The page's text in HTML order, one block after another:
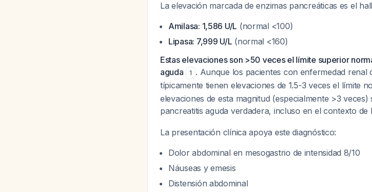
La elevación marcada de enzimas pancreáticas es el
Amilasa: 1,586 U/L (normal <100)
Lipasa: 7,999 U/L (normal <160)
Estas elevaciones son >50 veces el límite superior
aguda
1 . Aunque los pacientes con enfermedad renal
típicamente tienen elevaciones de 1.5-3 veces el límite
elevaciones de esta magnitud (especialmente >3
pancreatitis aguda verdadera, incluso en el contexto de
La presentación clínica apoya este diagnóstico:
Dolor abdominal en mesogastrio de intensidad 8/10
Náuseas y emesis
Distensión abdominal